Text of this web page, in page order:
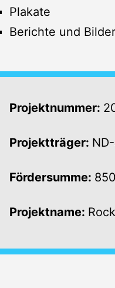
Plakate
Berichte und
Projektnummer:
Projektträger:
Fördersumme:
Projektname: